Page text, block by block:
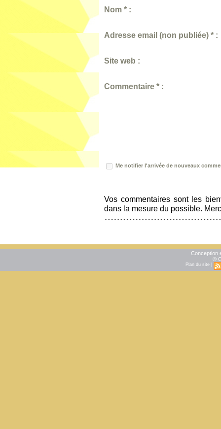
Nom * :
Adresse email (non publiée) * :
Site web :
Commentaire * :
Me notifier l'arrivée de nouveaux
Vos commentaires sont les
dans la mesure du possible.
Conception
©
Plan du site